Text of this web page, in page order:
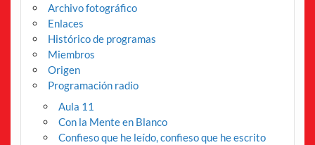
Archivo fotográfico
Enlaces
Histórico de programas
Miembros
Origen
Programación radio
Aula 11
Con la Mente en Blanco
Confieso que he leído, confieso que he escrito